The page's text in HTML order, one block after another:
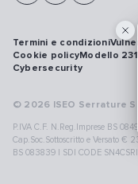
© 2026 ISEO Serrature
P.IVA C.F. N.Reg.Imprese BS
Cap.Soc.Sottoscritto e Versato €
BS 083839 | SDI CODE SN4CSRI
Termini e condizioni
Cookie policyModello 231
Cybersecurity